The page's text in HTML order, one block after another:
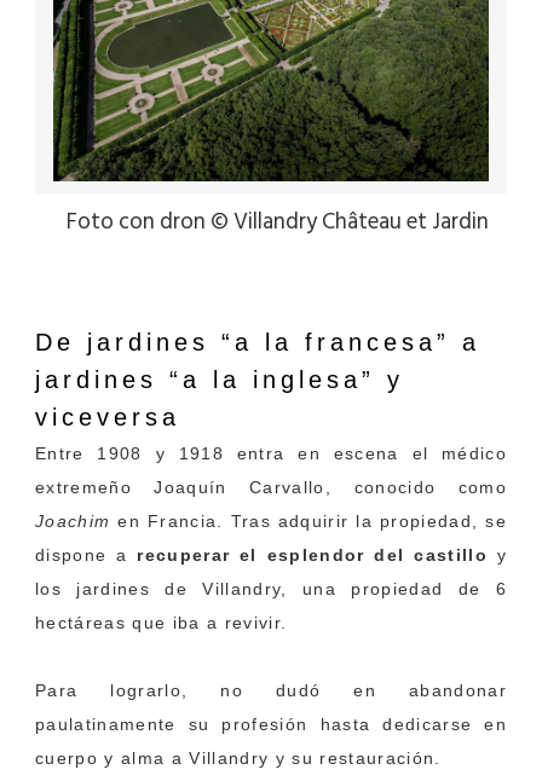
Foto con dron © Villandry Château et Jardin
De jardines “a la francesa” a
jardines “a la inglesa” y
viceversa
Entre 1908 y 1918 entra en escena el médico
extremeño Joaquín Carvallo, conocido como
Joachim en Francia. Tras adquirir la propiedad, se
dispone a recuperar el esplendor del castillo y
los jardines de Villandry, una propiedad de 6
hectáreas que iba a revivir.
Para lograrlo, no dudó en abandonar
paulatinamente su profesión hasta dedicarse en
cuerpo y alma a Villandry y su restauración.